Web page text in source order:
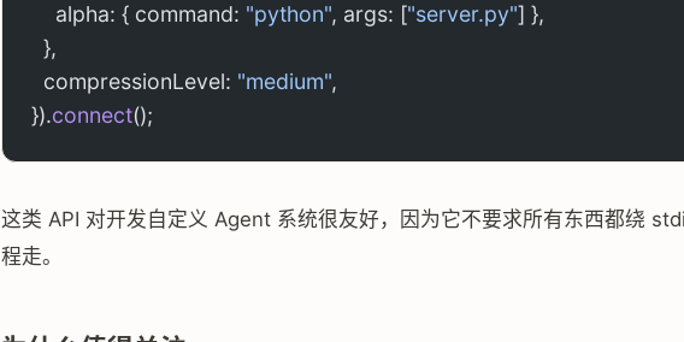
    alpha: { command:
"python", args: ["server.py"] },
  },
  compressionLevel:
"medium",
}).connect();
这类 API 对开发自定义 Agent 系统很友好，因为它不要求所有东西都绕
程走。